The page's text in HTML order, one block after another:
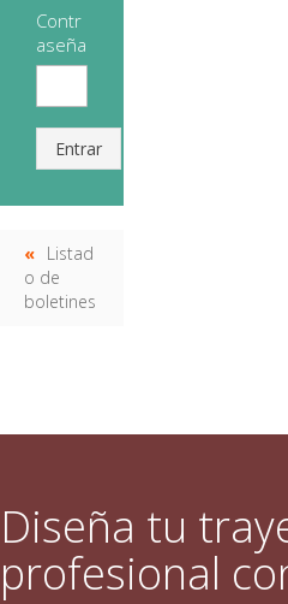
Contr
aseña
Entrar
Listad
o de
boletines
Diseña tu
profesional